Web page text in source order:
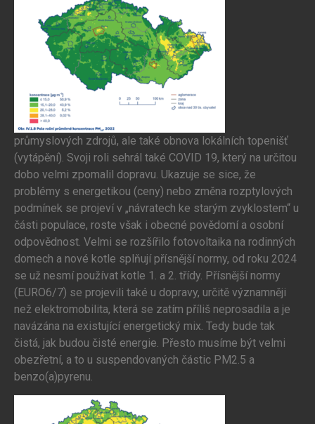
průmyslových zdrojů, ale také obnova lokálních topenišť
(vytápění). Svoji roli sehrál také COVID 19, který na určitou
dobo velmi zpomalil dopravu. Ukazuje se sice, že
problémy s energetikou (ceny) nebo změna rozptylových
podmínek se projeví v „návratech ke starým zvyklostem“ u
části populace, roste však i obecné povědomí a osobní
odpovědnost. Velmi se rozšířilo fotovoltaika na rodinných
domech a nové kotle splňují přísnější normy, od roku 2024
se už nesmí používat kotle 1. a 2. třídy. Přísnější normy
(EURO6/7) se projevili také u dopravy, určitě významněji
než elektromobilita, která se zatím příliš neprosadila a je
navázána na existující energetický mix. Tedy bude tak
čistá, jak budou čisté energie. Přesto musíme být velmi
obezřetní, a to u suspendovaných částic PM2.5 a
benzo(a)pyrenu.